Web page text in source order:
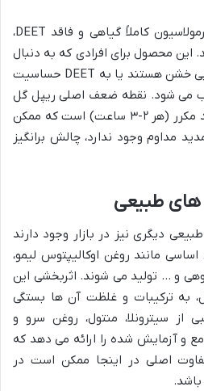
در مقابل، کرم ریپل گل با فرمولاسیون کاملاً گیاهی و فاقد DEET،
این محصول برای افرادی که به دنبال
یک راهکار بدون مواد شیمیایی خشن هستند یا به DEET حساسیت
می شود. نقطه ضعف اصلی ریپل گل
در این مقایسه، نیاز به تمدید مکرر (هر ۲-۳ ساعت) است که ممکن
مداوم وجود ندارد، چالش برانگیز
های طبیعی
دیگری نیز در بازار وجود دارند
مانند روغن اوکالیپتوس لیمو،
و … تولید می شوند. اثربخشی این
به ترکیبات و غلظت آن ها بستگی
از سیترونلا، منتول، روغن سرو و
و آزمایش شده را ارائه می دهد که
اصلی در اینجا ممکن است در
باشد.